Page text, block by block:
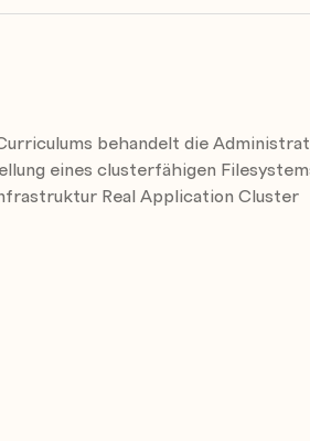
behandelt die
eines clusterfähigen
Real Application Cluster